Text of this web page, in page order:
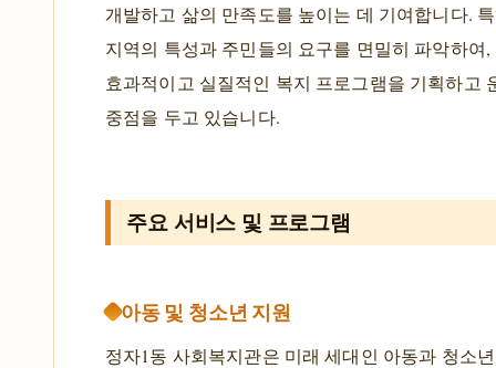
개발하고 삶의 만족도를 높이는 데 기여합니다.
지역의 특성과 주민들의 요구를 면밀히 파악하여,
효과적이고 실질적인 복지 프로그램을 기획하고
중점을 두고 있습니다.
주요 서비스 및 프로그램
아동 및 청소년 지원
정자1동 사회복지관은 미래 세대인 아동과 청소